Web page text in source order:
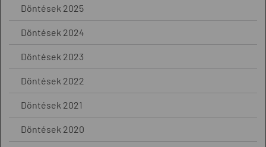
Döntések 2025
Döntések 2024
Döntések 2023
Döntések 2022
Döntések 2021
Döntések 2020